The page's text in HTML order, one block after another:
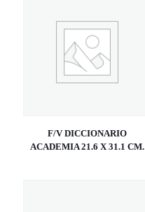
F/V DICCIONARIO
ACADEMIA 21.6 X 31.1 CM.